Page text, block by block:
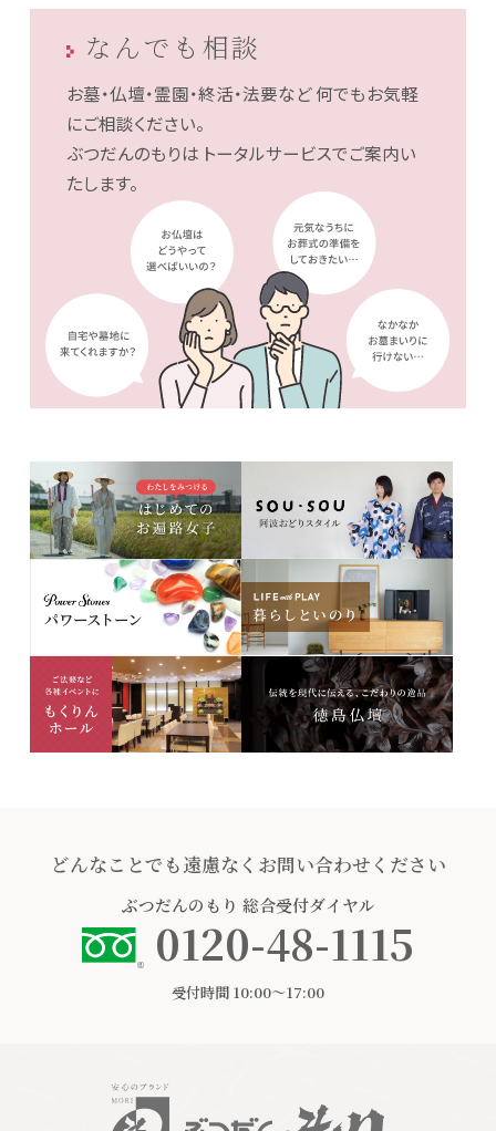
なんでも相談
お墓・仏壇・霊園・終活・法要など何でもお気軽
にご相談ください。
ぶつだんのもりは トータルサービスでご案内い
たします。
どんなことでも遠慮なくお問い合わせください
ぶつだんのもり 総合受付ダイヤル
0120-48-1115
受付時間 10:00〜17:00